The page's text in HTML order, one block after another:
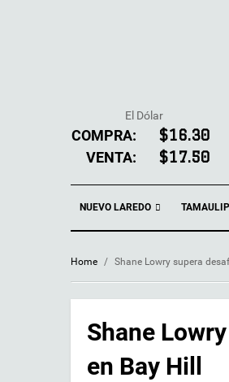
El Dólar
COMPRA: $16.30
VENTA: $17.50
NUEVO LAREDO
Home / Shane Lowry supera
Shane
en Bay Hill